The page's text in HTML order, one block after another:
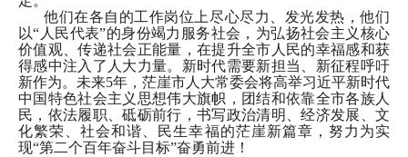
他们在各自的工作岗位上尽心尽力、发光发热，他们
以“人民代表”的身份竭力服务社会，为弘扬社会主义核心
价值观、传递社会正能量，在提升全市人民的幸福感和获
得感中注入了人大力量。新时代需要新担当、新征程呼吁
新作为。未来5年，茫崖市人大常委会将高举习近平新时代
中国特色社会主义思想伟大旗帜，团结和依靠全市各族人
民，依法履职、砥砺前行，书写政治清明、经济发展、文
化繁荣、社会和谐、民生幸福的茫崖新篇章，努力为实
现“第二个百年奋斗目标”奋勇前进！